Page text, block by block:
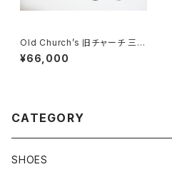
Old Church’s 旧チャーチ 三都
市 Chetwynd 85D
¥66,000
CATEGORY
SHOES